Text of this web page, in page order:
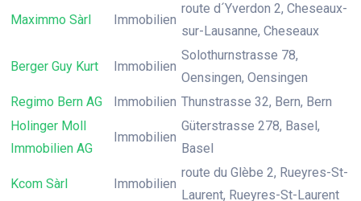
Maximmo Sàrl Immobilien
route d´Yverdon 2, Cheseaux-
sur-Lausanne, Cheseaux
Berger Guy Kurt Immobilien
Solothurnstrasse 78,
Oensingen, Oensingen
Regimo Bern AG
Immobilien Thunstrasse 32, Bern, Bern
Holinger Moll
Immobilien AG
Immobilien
Güterstrasse 278, Basel,
Basel
Kcom Sàrl Immobilien
route du Glèbe 2, Rueyres-St-
Laurent, Rueyres-St-Laurent